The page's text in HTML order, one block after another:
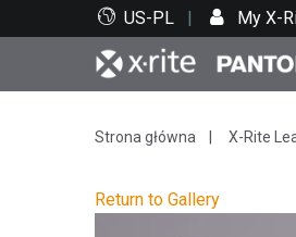
US-PL My X-
Top produkty
Druk i opakowania
Wsparcie
Zasoby edukacyjne
Strona główna X-Rite
Return to Gallery